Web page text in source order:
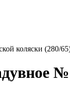
коляски (280/